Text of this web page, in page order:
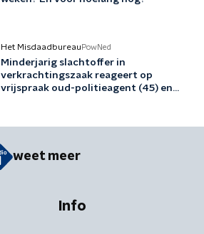
Het Misdaadbureau PowNed
Minderjarig slachtoffer in
verkrachtingszaak reageert op
vrijspraak oud-politieagent (45) en
weet meer
Info